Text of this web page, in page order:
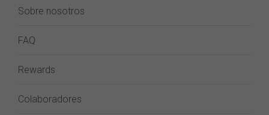
Sobre nosotros
FAQ
Rewards
Colaboradores